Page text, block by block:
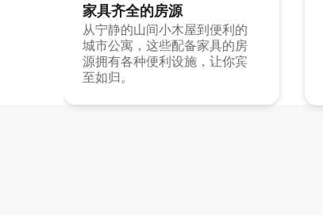
家具齐全的房源
从宁静的山间小木屋到便利的
城市公寓，这些配备家具的房
源拥有各种便利设施，让你宾
至如归。